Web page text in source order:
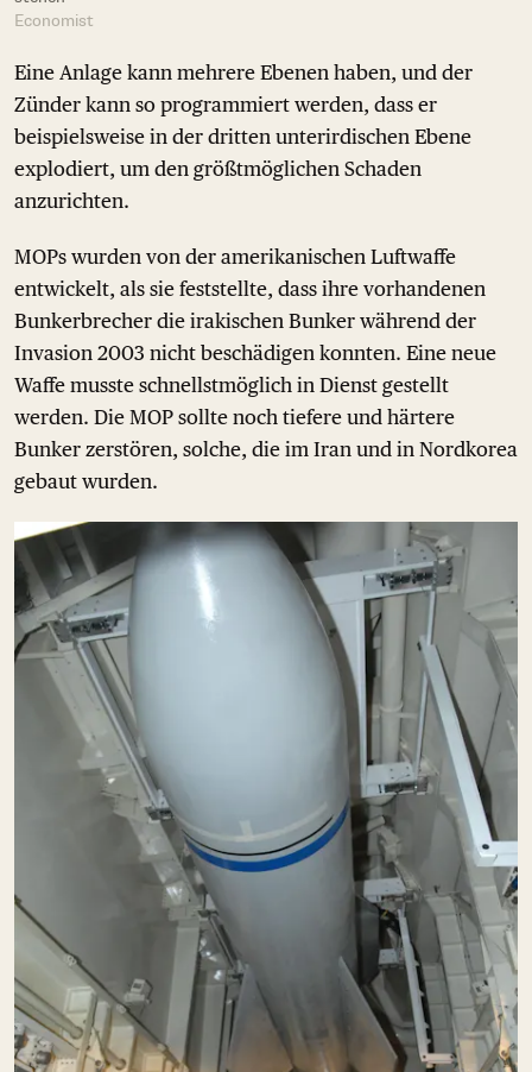
Economist
Eine Anlage kann mehrere Ebenen haben, und der
Zünder kann so programmiert werden, dass er
beispielsweise in der dritten unterirdischen Ebene
explodiert, um den größtmöglichen Schaden
anzurichten.
MOPs wurden von der amerikanischen Luftwaffe
entwickelt, als sie feststellte, dass ihre vorhandenen
Bunkerbrecher die irakischen Bunker während der
Invasion 2003 nicht beschädigen konnten. Eine neue
Waffe musste schnellstmöglich in Dienst gestellt
werden. Die MOP sollte noch tiefere und härtere
Bunker zerstören, solche, die im Iran und in Nordkorea
gebaut wurden.